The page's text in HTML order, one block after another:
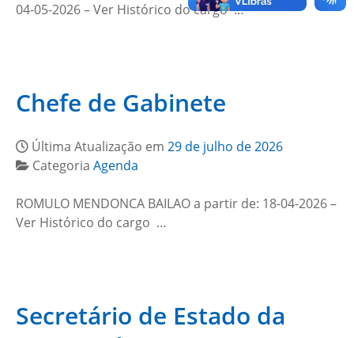
04-05-2026 – Ver Histórico do cargo …
Chefe de Gabinete
Última Atualização em 29 de julho de 2026
Categoria Agenda
ROMULO MENDONCA BAILAO a partir de: 18-04-2026 –
Ver Histórico do cargo …
Secretário de Estado da